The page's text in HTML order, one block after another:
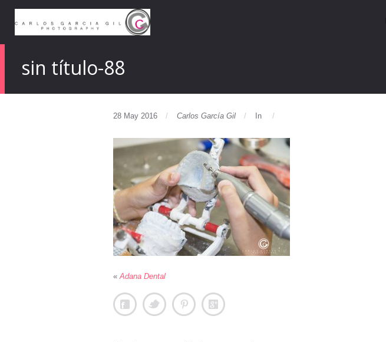
sin título-88
28 May 2016 Carlos García Gil In
«Adana Dental